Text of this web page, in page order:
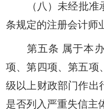
（八）未经批
条规定的注册会计师
第五条 属于本
项、第四项、第五项
级以上财政部门作出
是否列入严重失信主